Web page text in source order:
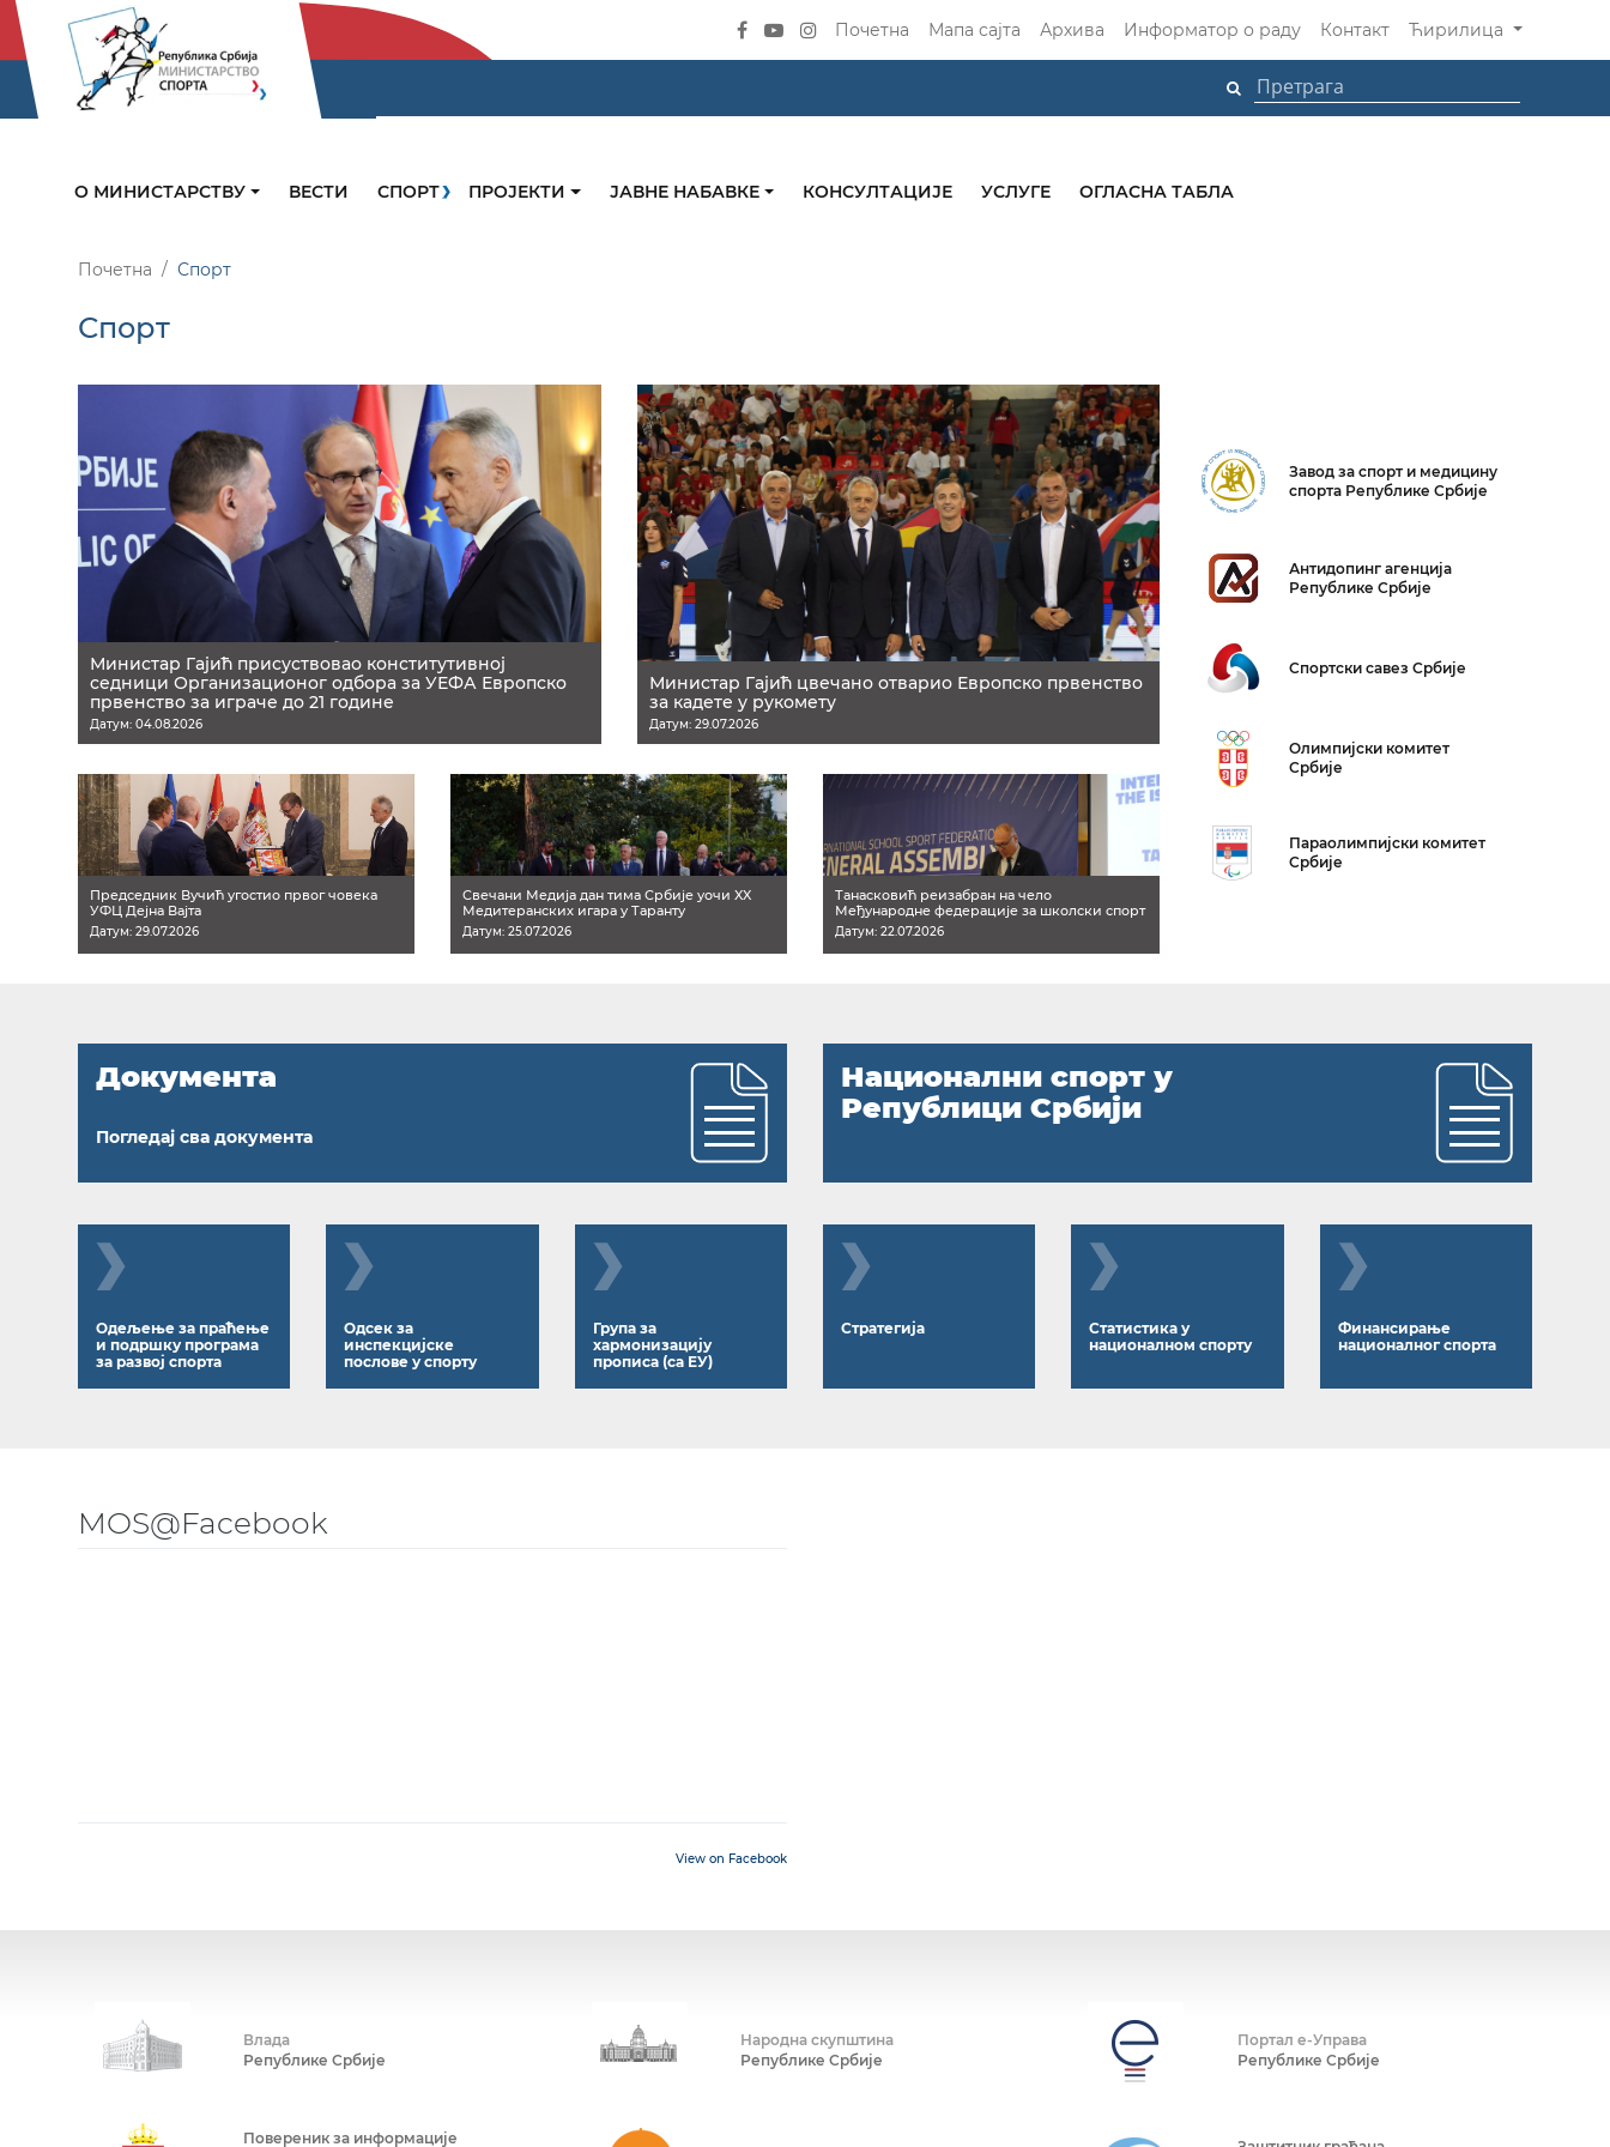
Почетна Мапа сајта Архива Информатор о раду Контакт Ћирилица
О МИНИСТАРСТВУ ВЕСТИ СПОРТ ПРОЈЕКТИ ЈАВНЕ НАБАВКЕ КОНСУЛТАЦИЈЕ УСЛУГЕ ОГЛАСНА ТАБЛА
Почетна Спорт
Спорт
Министар Гајић присуствовао конститутивној
седници Организационог одбора за УЕФА Европско
првенство за играче до 21 године
Датум: 04.08.2026
Министар Гајић цвечано отварио Европско првенство
за кадете у рукомету
Датум: 29.07.2026
Председник Вучић угостио првог човека
УФЦ Дејна Вајта
Датум: 29.07.2026
Свечани Медија дан тима Србије уочи XX
Медитеранских игара у Таранту
Датум: 25.07.2026
Танасковић реизабран на чело
Међународне федерације за школски спорт
Датум: 22.07.2026
Завод за спорт и медицину
спорта Републике Србије
Антидопинг агенција
Републике Србијe
Спортски савез Србије
Олимпијски комитет
Србије
Параолимпијски комитет
Србије
Документа
Погледај сва документа
Национални спорт у
Републици Србији
Одељење за праћење
и подршку програма
за развој спорта
Одсек за
инспекцијске
послове у спорту
Група за
хармонизацију
прописа (са ЕУ)
Стратегија
Статистика у
националном спорту
Финансирање
националног спорта
MOS@Facebook
View on Facebook
Влада
Републике Србије
Народна скупштина
Републике Србије
Портал е-Управа
Републике Србије
Повереник за информације